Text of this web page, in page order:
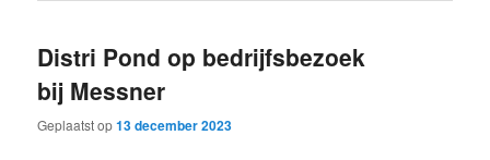
Distri Pond op bedrijfsbezoek
bij Messner
Geplaatst op13 december 2023